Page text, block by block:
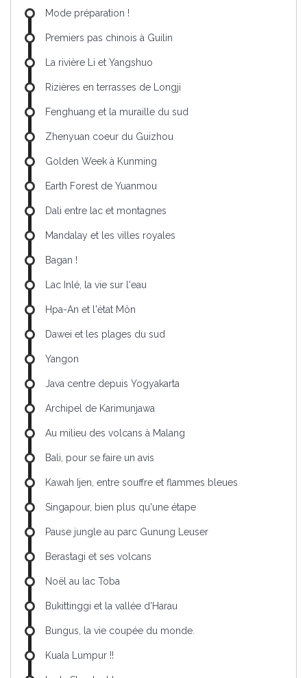
Mode préparation !
Premiers pas chinois à Guilin
La rivière Li et Yangshuo
Rizières en terrasses de Longji
Fenghuang et la muraille du sud
Zhenyuan coeur du Guizhou
Golden Week à Kunming
Earth Forest de Yuanmou
Dali entre lac et montagnes
Mandalay et les villes royales
Bagan !
Lac Inlé, la vie sur l'eau
Hpa-An et l'état Môn
Dawei et les plages du sud
Yangon
Java centre depuis Yogyakarta
Archipel de Karimunjawa
Au milieu des volcans à Malang
Bali, pour se faire un avis
Kawah Ijen, entre souffre et flammes bleues
Singapour, bien plus qu'une étape
Pause jungle au parc Gunung Leuser
Berastagi et ses volcans
Noël au lac Toba
Bukittinggi et la vallée d'Harau
Bungus, la vie coupée du monde.
Kuala Lumpur !!